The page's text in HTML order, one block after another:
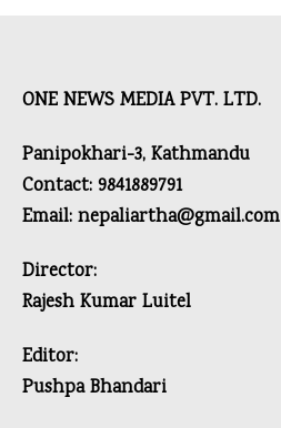
ONE NEWS MEDIA PVT. LTD.
Panipokhari-3, Kathmandu
Contact: 9841889791
Email: nepaliartha@gmail.com
Director:
Rajesh Kumar Luitel
Editor:
Pushpa Bhandari